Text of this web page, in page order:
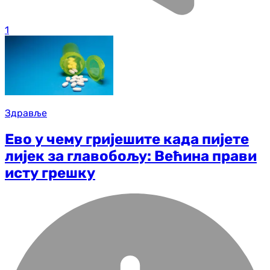
1
Здравље
Ево у чему гријешите када пијете
лијек за главобољу: Већина прави
исту грешку